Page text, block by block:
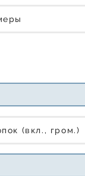
(вкл., гром.)